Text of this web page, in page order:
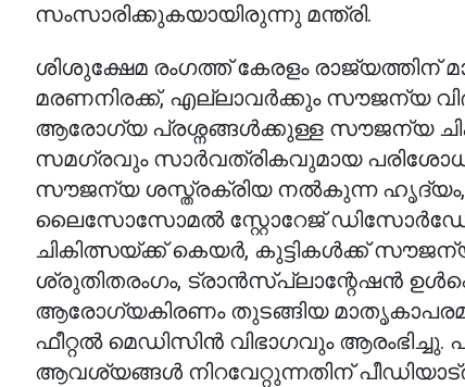
സംസാരിക്കുകയായിരുന്നു മന്ത്രി.
ശിശുക്ഷേമ രംഗത്ത് കേരളം
മരണനിരക്ക്, എല്ലാവര്‍ക്കും സൗജന്യ
ആരോഗ്യ പ്രശ്നങ്ങള്‍ക്കുള്ള സൗജന്യ
സമഗ്രവും സാര്‍വത്രികവുമായ
സൗജന്യ ശസ്ത്രക്രിയ നല്‍കുന്ന
ലൈസോസോമല്‍ സ്റ്റോറേജ്
ചികിത്സയ്ക്ക് കെയര്‍, കുട്ടികള്‍ക്ക്
ശ്രുതിതരംഗം, ട്രാന്‍സ്പ്ലാന്റേഷന്‍
ആരോഗ്യകിരണം തുടങ്ങിയ
ഫീറ്റല്‍ മെഡിസിന്‍ വിഭാഗവും
ആവശ്യങ്ങള്‍ നിറവേറ്റുന്നതിന്